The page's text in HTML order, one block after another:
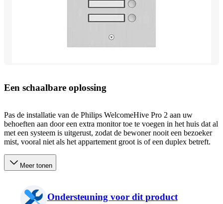
Een schaalbare oplossing
Pas de installatie van de Philips WelcomeHive Pro 2 aan uw
behoeften aan door een extra monitor toe te voegen in het huis dat al
met een systeem is uitgerust, zodat de bewoner nooit een bezoeker
mist, vooral niet als het appartement groot is of een duplex betreft.
Meer tonen
Ondersteuning voor dit product